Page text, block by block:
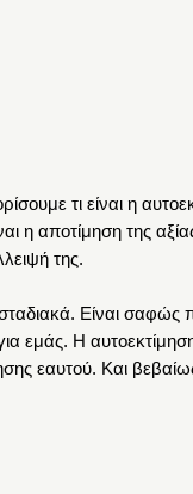
τι είναι η
η αποτίμηση της
της.
Είναι σαφώς
εμάς. Η
εαυτού. Και